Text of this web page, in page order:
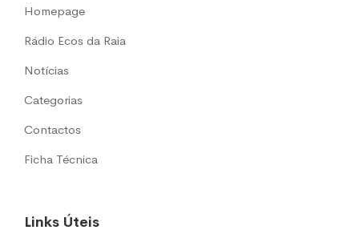
Homepage
Rádio Ecos da Raia
Notícias
Categorias
Contactos
Ficha Técnica
Links Úteis